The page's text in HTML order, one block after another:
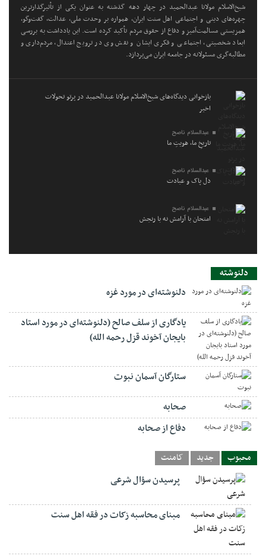
شیخ‌الاسلام مولانا عبدالحمید در چهار دهه گذشته به عنوان یکی از تأثیرگذارترین
چهره‌های دینی و اجتماعی اهل سنت ایران، همواره بر وحدت ملی، عدالت، گفت‌وگو،
همزیستی مسالمت‌آمیز و دفاع از حقوق مردم تأکید کرده است. این یادداشت به بررسی
ابعاد شخصیتی، اجتماعی و فکری ایشان و نقش وی در ترویج اعتدال، مردم‌داری و
مطالبه‌گری مسئولانه در جامعه ایران می‌پردازد.
بازخوانی دیدگاه‌های شیخ‌الاسلام مولانا عبدالحمید در پرتو تحولات
اخیر
عبدالسلام ناصح
تاریخِ ما، هویتِ ما
عبدالسلام ناصح
دل پاک و عبادت
عبدالسلام ناصح
امتحان با آرامش نه با رنجش
دلنوشته
دلنوشته‌ای در مورد غزه
یادگاری از سلف صالح (دلنوشته‌ای در مورد استاد
بایجان آخوند قزل رحمه الله)
ستارگان آسمان نبوت
صحابه
دفاع از صحابه
محبوب جدید کامنت
پرسیدن سؤال شرعی
مبنای محاسبه زکات در فقه اهل سنت